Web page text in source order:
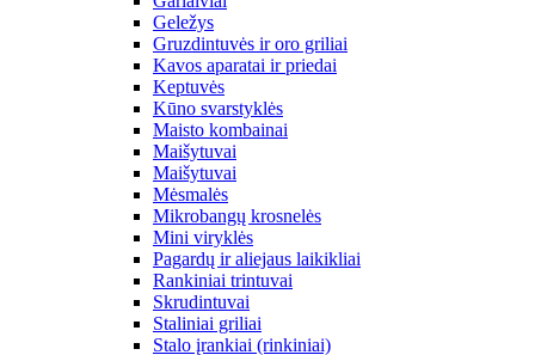
Geležys
Gruzdintuvės ir oro griliai
Kavos aparatai ir priedai
Keptuvės
Kūno svarstyklės
Maisto kombainai
Maišytuvai
Maišytuvai
Mėsmalės
Mikrobangų krosnelės
Mini viryklės
Pagardų ir aliejaus laikikliai
Rankiniai trintuvai
Skrudintuvai
Staliniai griliai
Stalo įrankiai (rinkiniai)